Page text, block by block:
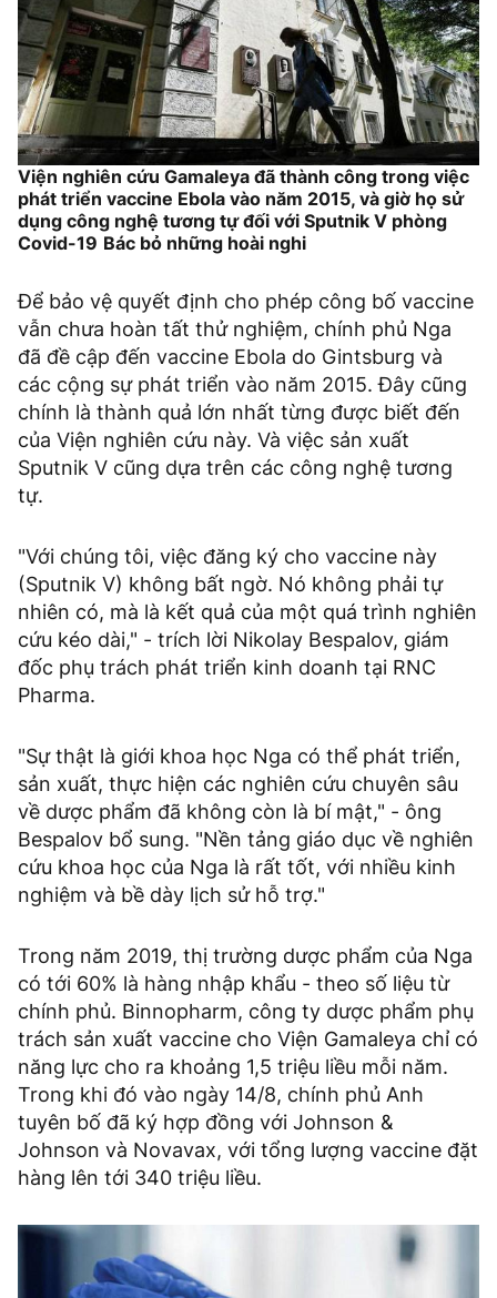
Viện nghiên cứu Gamaleya đã thành công trong việc
phát triển vaccine Ebola vào năm 2015, và giờ họ sử
dụng công nghệ tương tự đối với Sputnik V phòng
Covid-19 Bác bỏ những hoài nghi
Để bảo vệ quyết định cho phép công bố vaccine
vẫn chưa hoàn tất thử nghiệm, chính phủ Nga
đã đề cập đến vaccine Ebola do Gintsburg và
các cộng sự phát triển vào năm 2015. Đây cũng
chính là thành quả lớn nhất từng được biết đến
của Viện nghiên cứu này. Và việc sản xuất
Sputnik V cũng dựa trên các công nghệ tương
tự.
"Với chúng tôi, việc đăng ký cho vaccine này
(Sputnik V) không bất ngờ. Nó không phải tự
nhiên có, mà là kết quả của một quá trình nghiên
cứu kéo dài," - trích lời Nikolay Bespalov, giám
đốc phụ trách phát triển kinh doanh tại RNC
Pharma.
"Sự thật là giới khoa học Nga có thể phát triển,
sản xuất, thực hiện các nghiên cứu chuyên sâu
về dược phẩm đã không còn là bí mật," - ông
Bespalov bổ sung. "Nền tảng giáo dục về nghiên
cứu khoa học của Nga là rất tốt, với nhiều kinh
nghiệm và bề dày lịch sử hỗ trợ."
Trong năm 2019, thị trường dược phẩm của Nga
có tới 60% là hàng nhập khẩu - theo số liệu từ
chính phủ. Binnopharm, công ty dược phẩm phụ
trách sản xuất vaccine cho Viện Gamaleya chỉ có
năng lực cho ra khoảng 1,5 triệu liều mỗi năm.
Trong khi đó vào ngày 14/8, chính phủ Anh
tuyên bố đã ký hợp đồng với Johnson &
Johnson và Novavax, với tổng lượng vaccine đặt
hàng lên tới 340 triệu liều.